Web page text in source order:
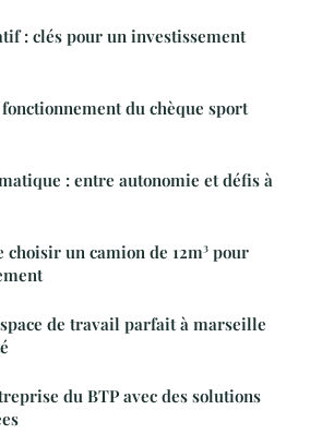
: clés pour un investissement
du chèque sport
: entre autonomie et défis à
choisir un camion de 12m³ pour
de travail parfait à marseille
du BTP avec des solutions